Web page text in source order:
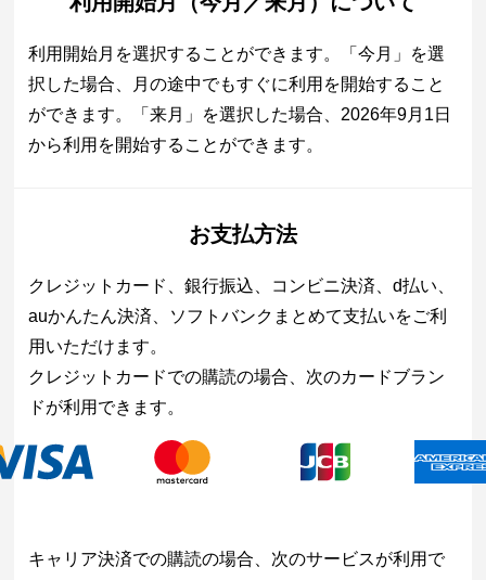
利用開始月を選択することができます。「今月」を選
択した場合、月の途中でもすぐに利用を開始すること
ができます。「来月」を選択した場合、2026年9月1日
から利用を開始することができます。
お支払方法
クレジットカード、銀行振込、コンビニ決済、d払い、
auかんたん決済、ソフトバンクまとめて支払いをご利
用いただけます。
クレジットカードでの購読の場合、次のカードブラン
ドが利用できます。
キャリア決済での購読の場合、次のサービスが利用で